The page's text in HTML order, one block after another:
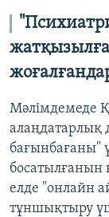
Мәлімдемеде
алаңдатарлық
бағынбағаны"
босатылғанын
елде "онлайн
тұншықтыру